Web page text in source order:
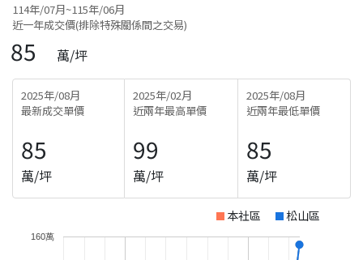
114年/07月~115年/06月
近一年成交價(排除特殊關係間之交易)
85 萬/坪
2025年/08月
最新成交單價
85
萬/坪
2025年/02月
近兩年最高單價
99
萬/坪
2025年/08月
近兩年最低單價
85
萬/坪
本社區 松山區
160萬